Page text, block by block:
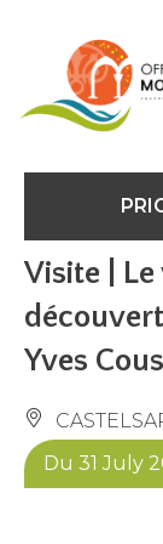
Visite |
Yves
Du 31 July